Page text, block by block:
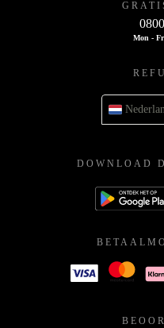
Mon -
DOWNLOAD